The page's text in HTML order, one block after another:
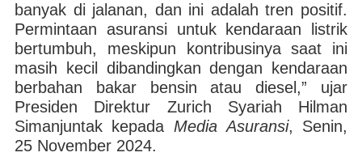
banyak di jalanan, dan ini adalah tren positif.
Permintaan asuransi untuk kendaraan listrik
bertumbuh, meskipun kontribusinya saat ini
masih kecil dibandingkan dengan kendaraan
berbahan bakar bensin atau diesel,” ujar
Presiden Direktur Zurich Syariah Hilman
Simanjuntak kepada Media Asuransi, Senin,
25 November 2024.